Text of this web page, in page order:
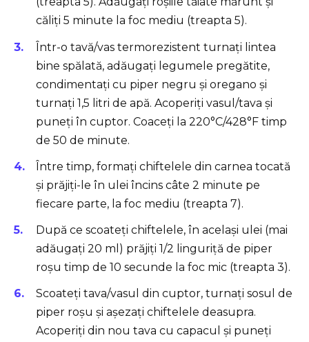
căliți 5 minute la foc mediu (treapta 5).
Într-o tavă/vas termorezistent turnați lintea
bine spălată, adăugați legumele pregătite,
condimentați cu piper negru și oregano și
turnați 1,5 litri de apă. Acoperiți vasul/tava și
puneți în cuptor. Coaceți la 220°C/428°F timp
de 50 de minute.
Între timp, formați chiftelele din carnea tocată
și prăjiți-le în ulei încins câte 2 minute pe
fiecare parte, la foc mediu (treapta 7).
După ce scoateți chiftelele, în același ulei (mai
adăugați 20 ml) prăjiți 1/2 linguriță de piper
roșu timp de 10 secunde la foc mic (treapta 3).
Scoateți tava/vasul din cuptor, turnați sosul de
piper roșu și așezați chiftelele deasupra.
Acoperiți din nou tava cu capacul și puneți